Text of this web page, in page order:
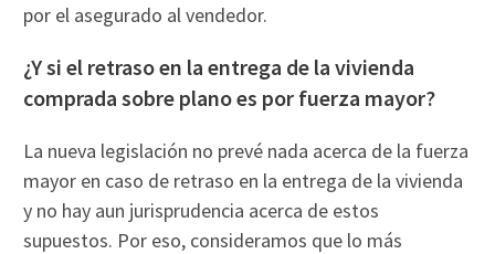
por el asegurado al vendedor.
¿Y si el retraso en la entrega de la vivienda
comprada sobre plano es por fuerza mayor?
La nueva legislación no prevé nada acerca de la fuerza
mayor en caso de retraso en la entrega de la vivienda
y no hay aun jurisprudencia acerca de estos
supuestos. Por eso, consideramos que lo más